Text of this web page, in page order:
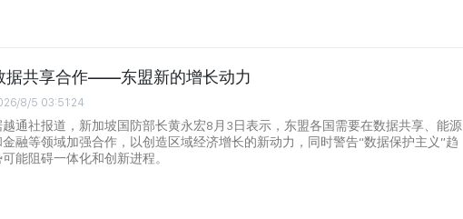
据共享合作——东盟新的增长动力
8/5 03:51:24
越通社报道，新加坡国防部长黄永宏8月3日表示，东盟各国需要在数据共享、能源
金融等领域加强合作，以创造区域经济增长的新动力，同时警告“数据保护主义”趋
能阻碍一体化和创新进程。